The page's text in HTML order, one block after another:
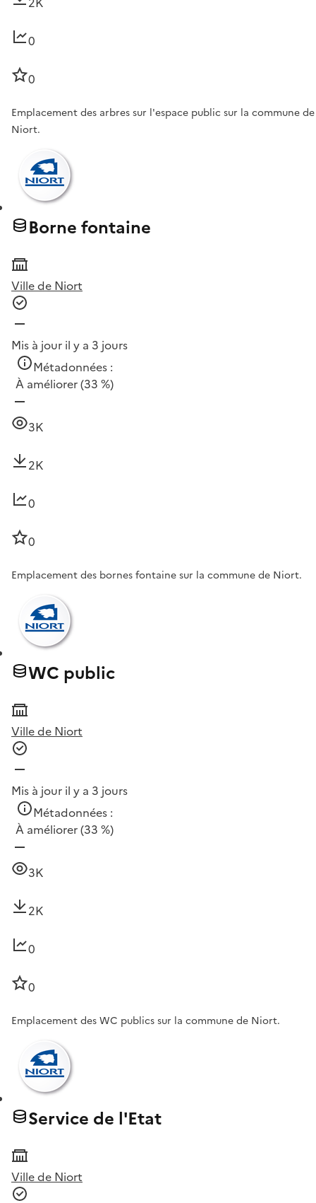
0
0
Emplacement des arbres sur l'espace public sur la commune de
Niort.
Borne fontaine
Ville de Niort
Mis à jour il y a 3 jours
Métadonnées :
À améliorer(33 %)
3K
2K
0
0
Emplacement des bornes fontaine sur la commune de Niort.
WC public
Ville de Niort
Mis à jour il y a 3 jours
Métadonnées :
À améliorer(33 %)
3K
2K
0
0
Emplacement des WC publics sur la commune de Niort.
Service de l'Etat
Ville de Niort